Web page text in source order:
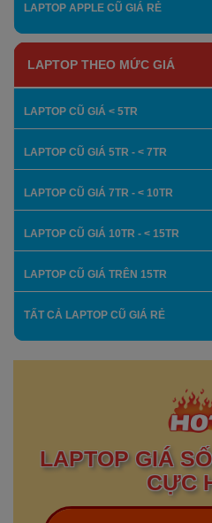
LAPTOP APPLE CŨ GIÁ RẺ
LAPTOP THEO MỨC GIÁ
LAPTOP CŨ GIÁ < 5TR
LAPTOP CŨ GIÁ 5TR - < 7TR
LAPTOP CŨ GIÁ 7TR - < 10TR
LAPTOP CŨ GIÁ 10TR - < 15TR
LAPTOP CŨ GIÁ TRÊN 15TR
TẤT CẢ LAPTOP CŨ GIÁ RẺ
LAPTOP GIÁ
CỰC